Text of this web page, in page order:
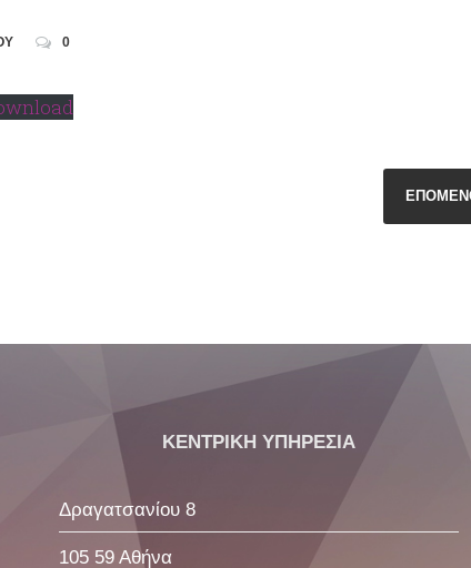
0
ΚΕΝΤΡΙΚΗ ΥΠΗΡΕΣΙΑ
Δραγατσανίου 8
105 59 Αθήνα